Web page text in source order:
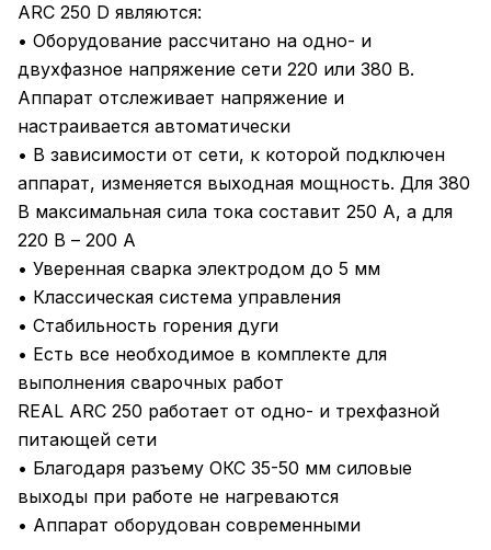
ARC 250 D являются:
• Оборудование рассчитано на одно- и
двухфазное напряжение сети 220 или 380 В.
Аппарат отслеживает напряжение и
настраивается автоматически
• В зависимости от сети, к которой подключен
аппарат, изменяется выходная мощность. Для 380
В максимальная сила тока составит 250 А, а для
220 В – 200 А
• Уверенная сварка электродом до 5 мм
• Классическая система управления
• Стабильность горения дуги
• Есть все необходимое в комплекте для
выполнения сварочных работ
REAL ARC 250 работает от одно- и трехфазной
питающей сети
• Благодаря разъему ОКС 35-50 мм силовые
выходы при работе не нагреваются
• Аппарат оборудован современными